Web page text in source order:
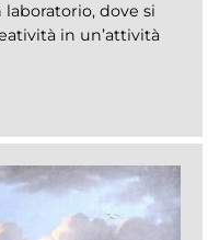
laboratorio, dove si
in un’attività